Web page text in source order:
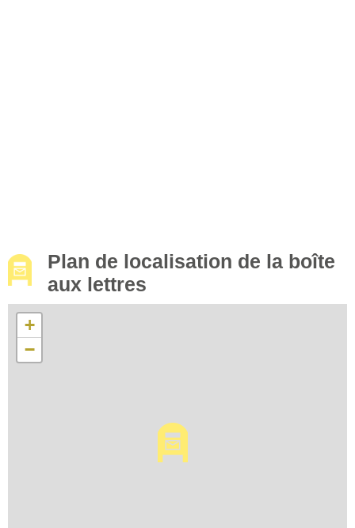
Plan de localisation de la boîte
aux lettres
+
−